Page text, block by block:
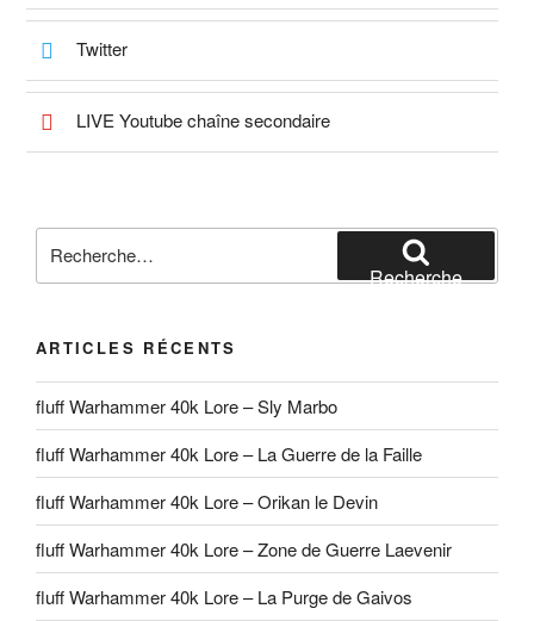
Twitter
LIVE Youtube chaîne secondaire
pour
Recherche
ARTICLES RÉCENTS
fluff Warhammer 40k Lore – Sly Marbo
fluff Warhammer 40k Lore – La Guerre de la Faille
fluff Warhammer 40k Lore – Orikan le Devin
fluff Warhammer 40k Lore – Zone de Guerre Laevenir
fluff Warhammer 40k Lore – La Purge de Gaivos